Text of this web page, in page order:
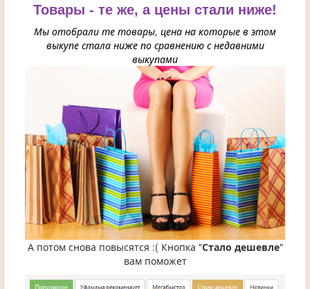
Товары - те же, а цены стали ниже!
Мы отобрали те товары, цена на которые в этом
выкупе стала ниже по сравнению с недавними
выкупами
А потом снова повысятся :( Кнопка "Стало дешевле"
вам поможет